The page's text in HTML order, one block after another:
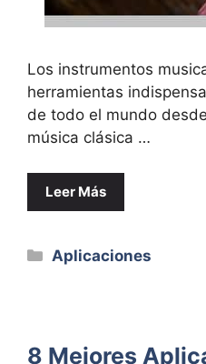
Los instrumentos
herramientas
de todo el mundo
música clásica …
Leer Más
Categorías
Aplicaciones
8 Mejores